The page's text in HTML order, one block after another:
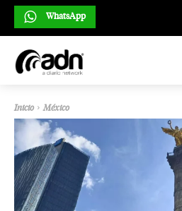
WhatsApp
Inicio México